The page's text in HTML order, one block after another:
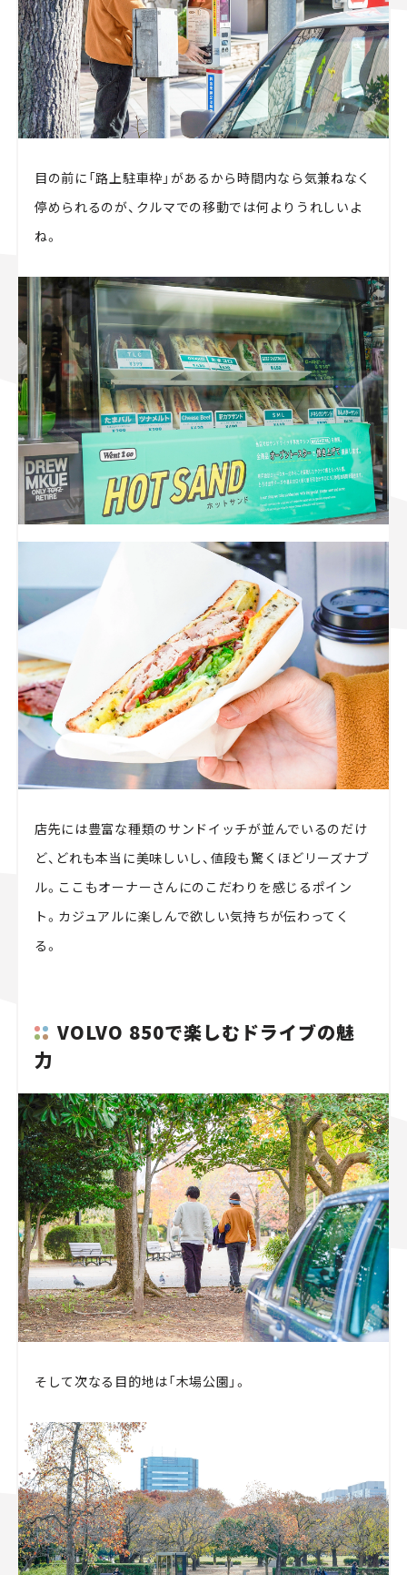
目の前に「路上駐車枠」があるから時間内なら気兼ねなく
停められるのが、クルマでの移動では何よりうれしいよ
ね。
店先には豊富な種類のサンドイッチが並んでいるのだけ
ど、どれも本当に美味しいし、値段も驚くほどリーズナブ
ル。ここもオーナーさんにのこだわりを感じるポイン
ト。カジュアルに楽しんで欲しい気持ちが伝わってく
る。
VOLVO 850で楽しむドライブの魅
力
そして次なる目的地は「木場公園」。